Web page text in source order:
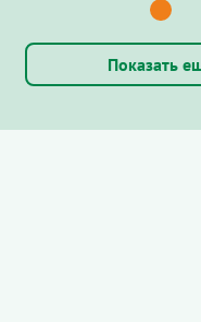
Показать